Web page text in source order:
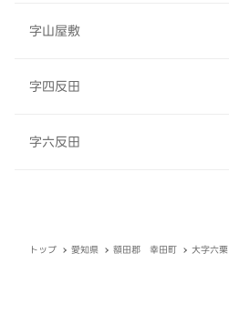
字山屋敷
字四反田
字六反田
トップ 愛知県 額田郡 幸田町 大字六栗